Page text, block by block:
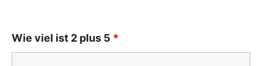
Wie viel ist 2 plus 5 *